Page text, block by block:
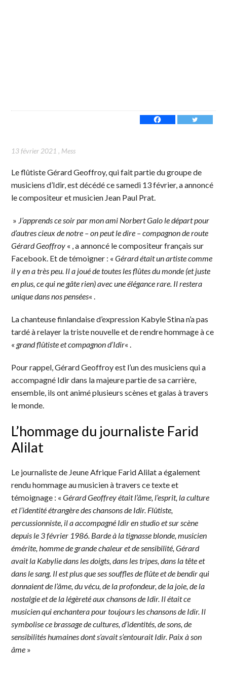
13 février 2021 , Mess
Le flûtiste Gérard Geoffroy, qui fait partie du groupe de
musiciens d’Idir, est décédé ce samedi 13 février, a annoncé
le compositeur et musicien Jean Paul Prat.
» J’apprends ce soir par mon ami Norbert Galo le départ pour
d’autres cieux de notre – on peut le dire – compagnon de route
Gérard Geoffroy « , a annoncé le compositeur français sur
Facebook. Et de témoigner : «Gérard était un artiste comme
il y en a très peu. Il a joué de toutes les flûtes du monde (et juste
en plus, ce qui ne gâte rien) avec une élégance rare. Il restera
unique dans nos pensées« .
La chanteuse finlandaise d’expression Kabyle Stina n’a pas
tardé à relayer la triste nouvelle et de rendre hommage à ce
«grand flûtiste et compagnon d’Idir« .
Pour rappel, Gérard Geoffroy est l’un des musiciens qui a
accompagné Idir dans la majeure partie de sa carrière,
ensemble, ils ont animé plusieurs scènes et galas à travers
le monde.
L’hommage du journaliste Farid
Alilat
Le journaliste de Jeune Afrique Farid Alilat a également
rendu hommage au musicien à travers ce texte et
témoignage : « Gérard Geoffrey était l’âme, l’esprit, la culture
et l’identité étrangère des chansons de Idir. Flûtiste,
percussionniste, il a accompagné Idir en studio et sur scène
depuis le 3 février 1986. Barde à la tignasse blonde, musicien
émérite, homme de grande chaleur et de sensibilité, Gérard
avait la Kabylie dans les doigts, dans les tripes, dans la tête et
dans le sang. Il est plus que ses souffles de flûte et de bendir qui
donnaient de l’âme, du vécu, de la profondeur, de la joie, de la
nostalgie et de la légèreté aux chansons de Idir. Il était ce
musicien qui enchantera pour toujours les chansons de Idir. Il
symbolise ce brassage de cultures, d’identités, de sons, de
sensibilités humaines dont s’avait s’entourait Idir. Paix à son
âme »